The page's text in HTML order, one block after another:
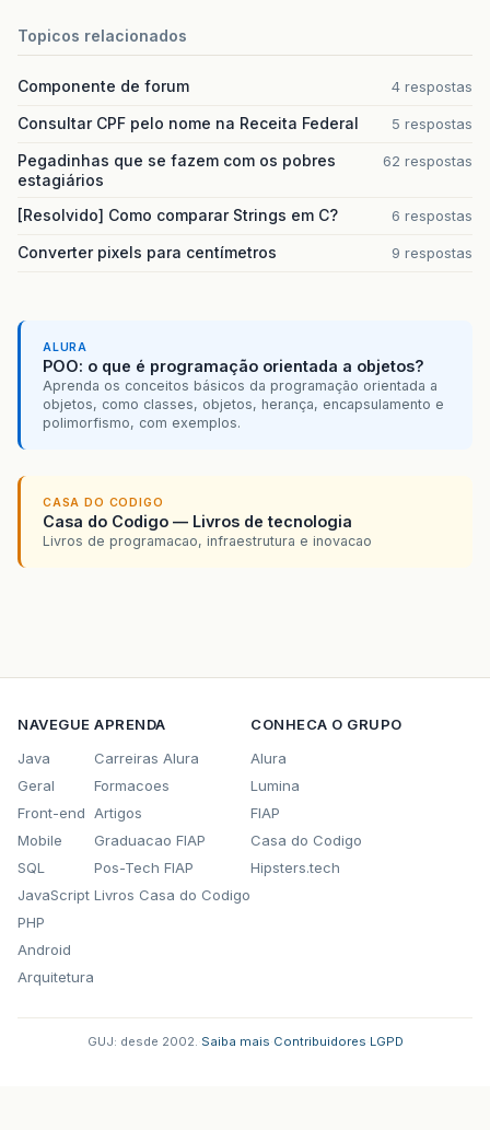
Topicos relacionados
Componente de forum 4 respostas
Consultar CPF pelo nome na Receita Federal 5 respostas
Pegadinhas que se fazem com os pobres
estagiários
62 respostas
[Resolvido] Como comparar Strings em C? 6 respostas
Converter pixels para centímetros 9 respostas
ALURA
POO: o que é programação orientada a objetos?
Aprenda os conceitos básicos da programação orientada a
objetos, como classes, objetos, herança, encapsulamento e
polimorfismo, com exemplos.
CASA DO CODIGO
Casa do Codigo — Livros de tecnologia
Livros de programacao, infraestrutura e inovacao
NAVEGUE
Java
Geral
Front-end
Mobile
SQL
JavaScript
PHP
Android
Arquitetura
APRENDA
Carreiras Alura
Formacoes
Artigos
Graduacao FIAP
Pos-Tech FIAP
Livros Casa do Codigo
CONHECA O GRUPO
Alura
Lumina
FIAP
Casa do Codigo
Hipsters.tech
GUJ: desde 2002. Saiba mais Contribuidores LGPD